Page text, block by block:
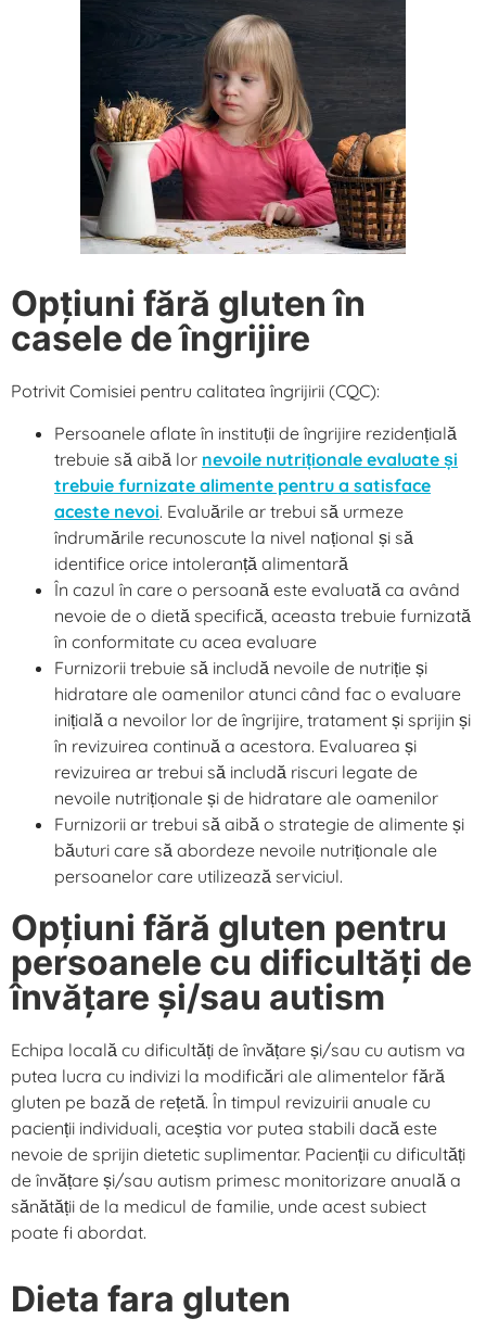
Opțiuni fără gluten în
casele de îngrijire
Potrivit Comisiei pentru calitatea îngrijirii (CQC):
Persoanele aflate în instituții de îngrijire rezidențială
trebuie să aibă lor nevoile nutriționale evaluate și
trebuie furnizate alimente pentru a satisface
aceste nevoi. Evaluările ar trebui să urmeze
îndrumările recunoscute la nivel național și să
identifice orice intoleranță alimentară
În cazul în care o persoană este evaluată ca având
nevoie de o dietă specifică, aceasta trebuie furnizată
în conformitate cu acea evaluare
Furnizorii trebuie să includă nevoile de nutriție și
hidratare ale oamenilor atunci când fac o evaluare
inițială a nevoilor lor de îngrijire, tratament și sprijin și
în revizuirea continuă a acestora. Evaluarea și
revizuirea ar trebui să includă riscuri legate de
nevoile nutriționale și de hidratare ale oamenilor
Furnizorii ar trebui să aibă o strategie de alimente și
băuturi care să abordeze nevoile nutriționale ale
persoanelor care utilizează serviciul.
Opțiuni fără gluten pentru
persoanele cu dificultăți de
învățare și/sau autism
Echipa locală cu dificultăți de învățare și/sau cu autism va
putea lucra cu indivizi la modificări ale alimentelor fără
gluten pe bază de rețetă. În timpul revizuirii anuale cu
pacienții individuali, aceștia vor putea stabili dacă este
nevoie de sprijin dietetic suplimentar. Pacienții cu dificultăți
de învățare și/sau autism primesc monitorizare anuală a
sănătății de la medicul de familie, unde acest subiect
poate fi abordat.
Dieta fara gluten